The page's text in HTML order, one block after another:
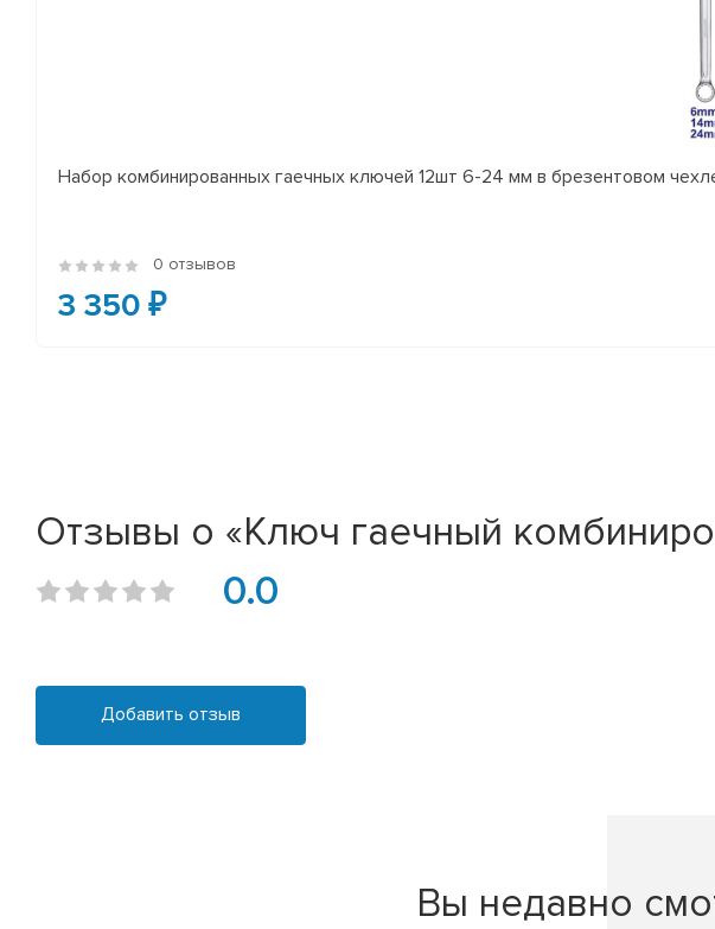
Набор комбинированных гаечных ключей 12шт 6-24 мм в брезентовом
0 отзывов
3 350 ₽
Отзывы о «Ключ гаечный
0.0
Добавить отзыв
Вы недавно